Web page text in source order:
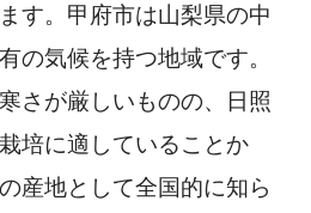
す。甲府市は山梨県の中
の気候を持つ地域です。
さが厳しいものの、日照
培に適していることか
産地として全国的に知ら